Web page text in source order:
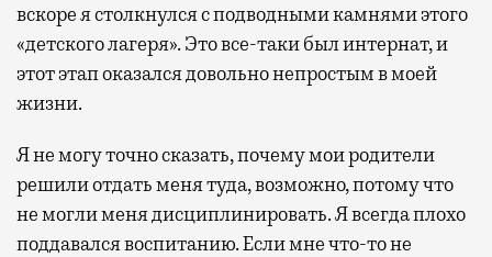
вскоре я столкнулся с подводными камнями этого
«детского лагеря». Это все-таки был интернат, и
этот этап оказался довольно непростым в моей
жизни.
Я не могу точно сказать, почему мои родители
решили отдать меня туда, возможно, потому что
не могли меня дисциплинировать. Я всегда плохо
поддавался воспитанию. Если мне что-то не